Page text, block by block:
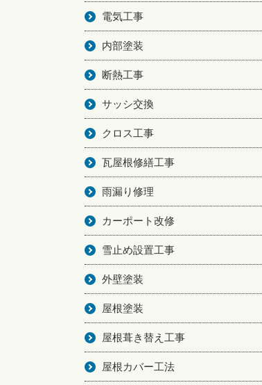
電気工事
内部塗装
断熱工事
サッシ交換
クロス工事
瓦屋根修繕工事
雨漏り修理
カーポート改修
雪止め設置工事
外壁塗装
屋根塗装
屋根葺き替え工事
屋根カバー工法